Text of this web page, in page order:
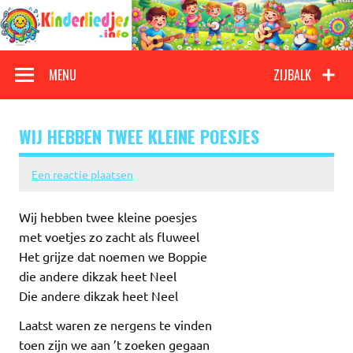
Doorgaan
naar
inhoud
Kinderliedjes
ZIJBALK
MENU
WIJ HEBBEN TWEE KLEINE POESJES
Een reactie plaatsen
Wij hebben twee kleine poesjes
met voetjes zo zacht als fluweel
Het grijze dat noemen we Boppie
die andere dikzak heet Neel
Die andere dikzak heet Neel
Laatst waren ze nergens te vinden
toen zijn we aan ’t zoeken gegaan